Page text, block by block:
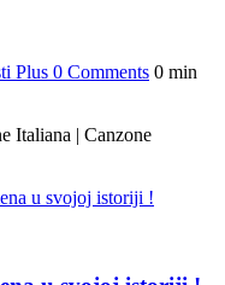
Plus 0 Comments 0 min
Italiana | Canzone